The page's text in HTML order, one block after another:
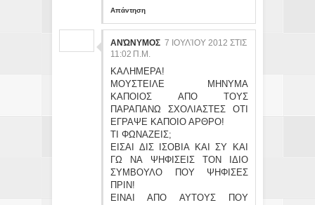
Απάντηση
ΑΝΏΝΥΜΟΣ 7 ΙΟΥΛΊΟΥ 2012 ΣΤΙΣ
11:02 Π.Μ.
ΚΑΛΗΜΕΡΑ!
ΜΟΥΣΤΕΙΛΕ ΜΗΝΥΜΑ
ΚΑΠΟΙΟΣ ΑΠΟ ΤΟΥΣ
ΠΑΡΑΠΑΝΩ ΣΧΟΛΙΑΣΤΕΣ ΟΤΙ
ΕΓΡΑΨΕ ΚΑΠΟΙΟ ΑΡΘΡΟ!
ΤΙ ΦΩΝΑΖΕΙΣ;
ΕΙΣΑΙ ΔΙΣ ΙΣΟΒΙΑ ΚΑΙ ΣΥ ΚΑΙ
ΓΩ ΝΑ ΨΗΦΙΣΕΙΣ ΤΟΝ ΙΔΙΟ
ΣΥΜΒΟΥΛΟ ΠΟΥ ΨΗΦΙΣΕΣ
ΠΡΙΝ!
ΕΙΝΑΙ ΑΠΟ ΑΥΤΟΥΣ ΠΟΥ